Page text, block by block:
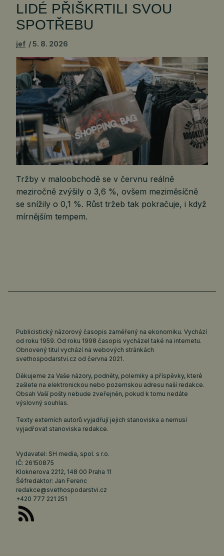
LIDÉ PŘIŠKRTILI SVOU
SPOTŘEBU
jef 5. 8. 2026
Tržby v maloobchodě se v červnu reálně
meziročně zvýšily o 3,6 %, ovšem meziměsíčně
se snížily o 0,1 %. Růst tržeb tak pokračuje, i když
mírnějším tempem.
Publicistický názorový časopis zaměřený na ekonomiku. Vychází
od roku 1959. Od roku 1998 časopis vycházel také na internetu.
Obnovený titul vychází na webových stránkách
svethospodarstvi.cz od června 2021.
Děkujeme za Vaše názory, podněty, polemiky a příspěvky, které
zašlete na elektronickou nebo pozemskou adresu naší redakce.
Obsah Vaší pošty nebude zveřejněn, pokud k tomu nedáte
výslovný souhlas.
Texty externích autorů vyjadřují jejich stanoviska a nemusí
vyjadřovat stanoviska redakce.
Vydavatel: SH media, spol. s r.o.
IČ: 26150875
Kloknerova 2212, 148 00 Praha 11
Šéfredaktor: Jan Ferenc
redakce@svethospodarstvi.cz
+420 777 221 251